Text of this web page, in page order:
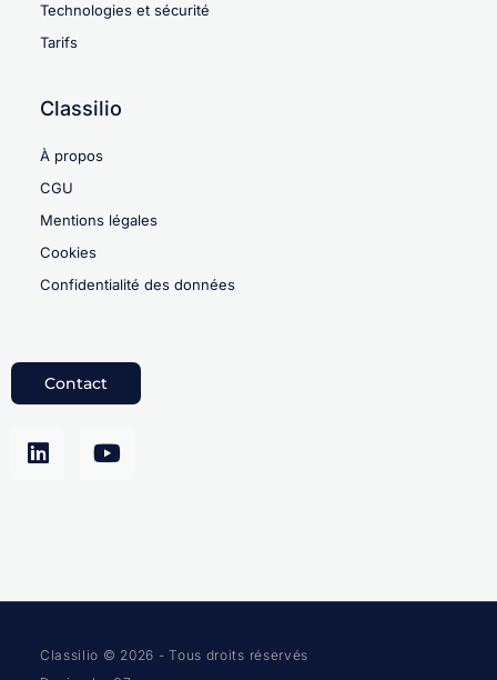
Technologies et sécurité
Tarifs
Classilio
À propos
CGU
Mentions légales
Cookies
Confidentialité des données
Contact
Classilio © 2026 - Tous droits réservés